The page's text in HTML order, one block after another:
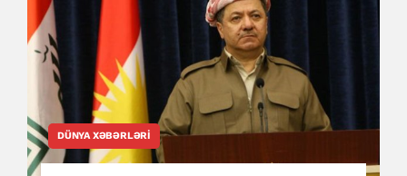
DÜNYA XƏBƏRLƏRI